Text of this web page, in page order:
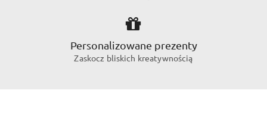
Personalizowane prezenty
Zaskocz bliskich kreatywnością